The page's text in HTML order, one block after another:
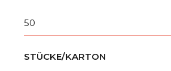
50
STÜCKE/KARTON